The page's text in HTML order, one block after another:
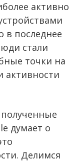
активно
в последнее
стали
точки на
активности
полученные
думает о
Делимся